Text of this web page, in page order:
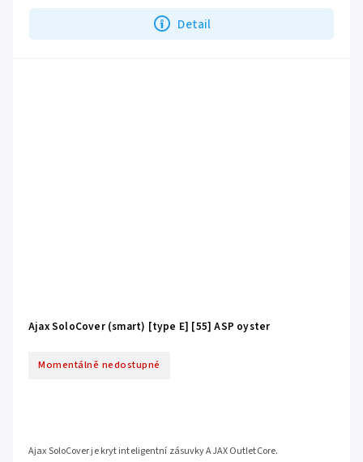
Detail
Ajax SoloCover (smart) [type E] [55] ASP oyster
Momentálně nedostupné
Ajax SoloCover je kryt inteligentní zásuvky AJAX OutletCore.